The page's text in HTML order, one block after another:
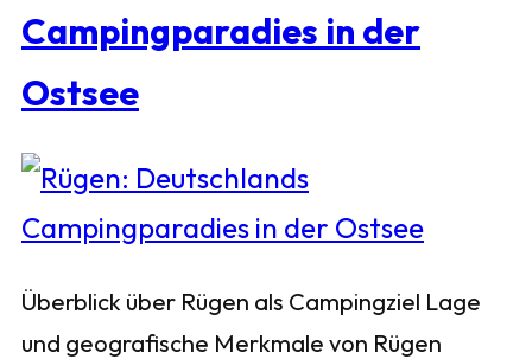
Campingparadies in der
Ostsee
Überblick über Rügen als Campingziel Lage
und geografische Merkmale von Rügen